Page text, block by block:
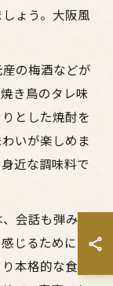
ょう。大阪風
の梅酒などが
き鳥のタレ味
とした焼酎を
いが楽しめま
近な調味料で
会話も弾み、
じるために、
本格的な食卓